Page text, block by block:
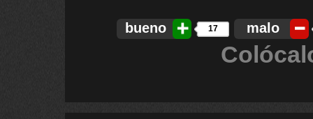
bueno 17 malo